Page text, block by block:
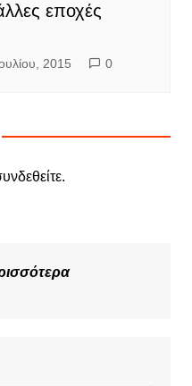
εποχές
2015 0
.